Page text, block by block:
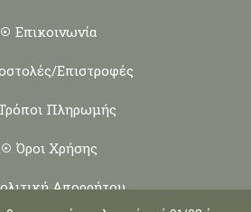
Επικοινωνία
Επιστροφές
Πληρωμής
Όροι Χρήσης
Απορρήτου